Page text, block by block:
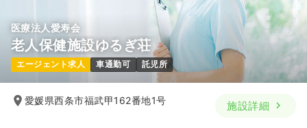
医療法人愛寿会
老人保健施設ゆるぎ荘
エージェント求人 車通勤可 託児所
愛媛県西条市福武甲162番地1号 施設詳細